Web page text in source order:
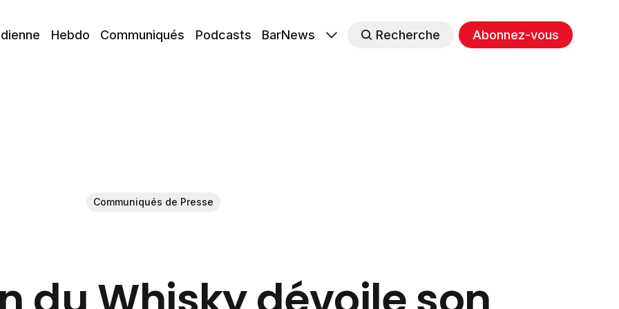
Hebdo Communiqués Podcasts BarNews Recherche Abonnez-vous
Communiqués de Presse